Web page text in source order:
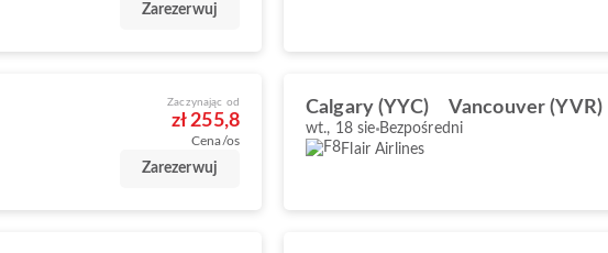
Zarezerwuj
Zaczynając od
zł 255,8
Cena/os
Zarezerwuj
Calgary (YYC) Vancouver (YVR)
wt., 18 sie Bezpośredni
Flair Airlines